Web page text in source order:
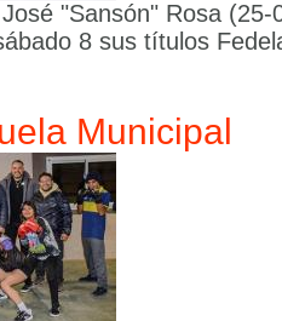
"Sansón" Rosa
8 sus títulos
Municipal